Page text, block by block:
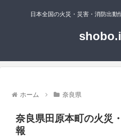
日本全国の火災・災害・消防出動
ホーム 奈良県
奈良県田原本町の火災
報